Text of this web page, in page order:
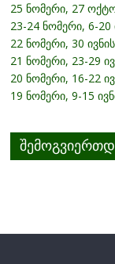
25 ნომერი, 27
23-24 ნომერი, 6-
22 ნომერი, 30
21 ნომერი, 23-29
20 ნომერი, 16-22
19 ნომერი, 9-15